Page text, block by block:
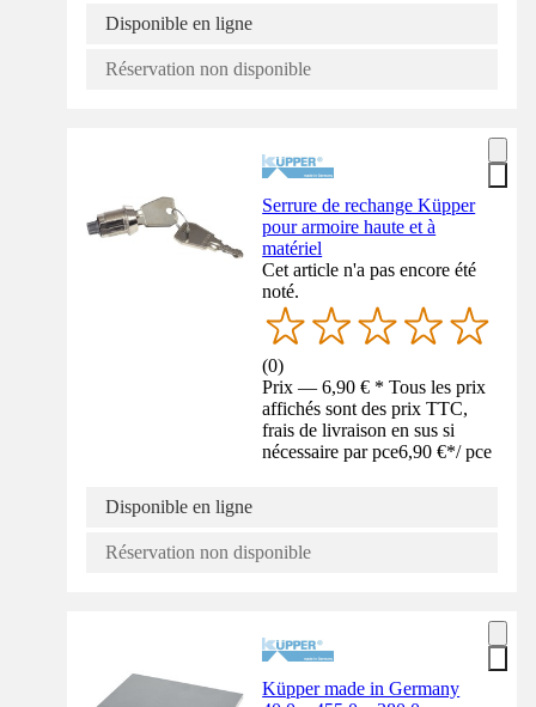
Disponible en ligne
Réservation non disponible
Serrure de rechange Küpper
pour armoire haute et à
matériel
Cet article n'a pas encore été
noté.
(0)
Prix — 6,90 € * Tous les prix
affichés sont des prix TTC,
frais de livraison en sus si
nécessaire par pce6,90 €*/ pce
Disponible en ligne
Réservation non disponible
Küpper made in Germany